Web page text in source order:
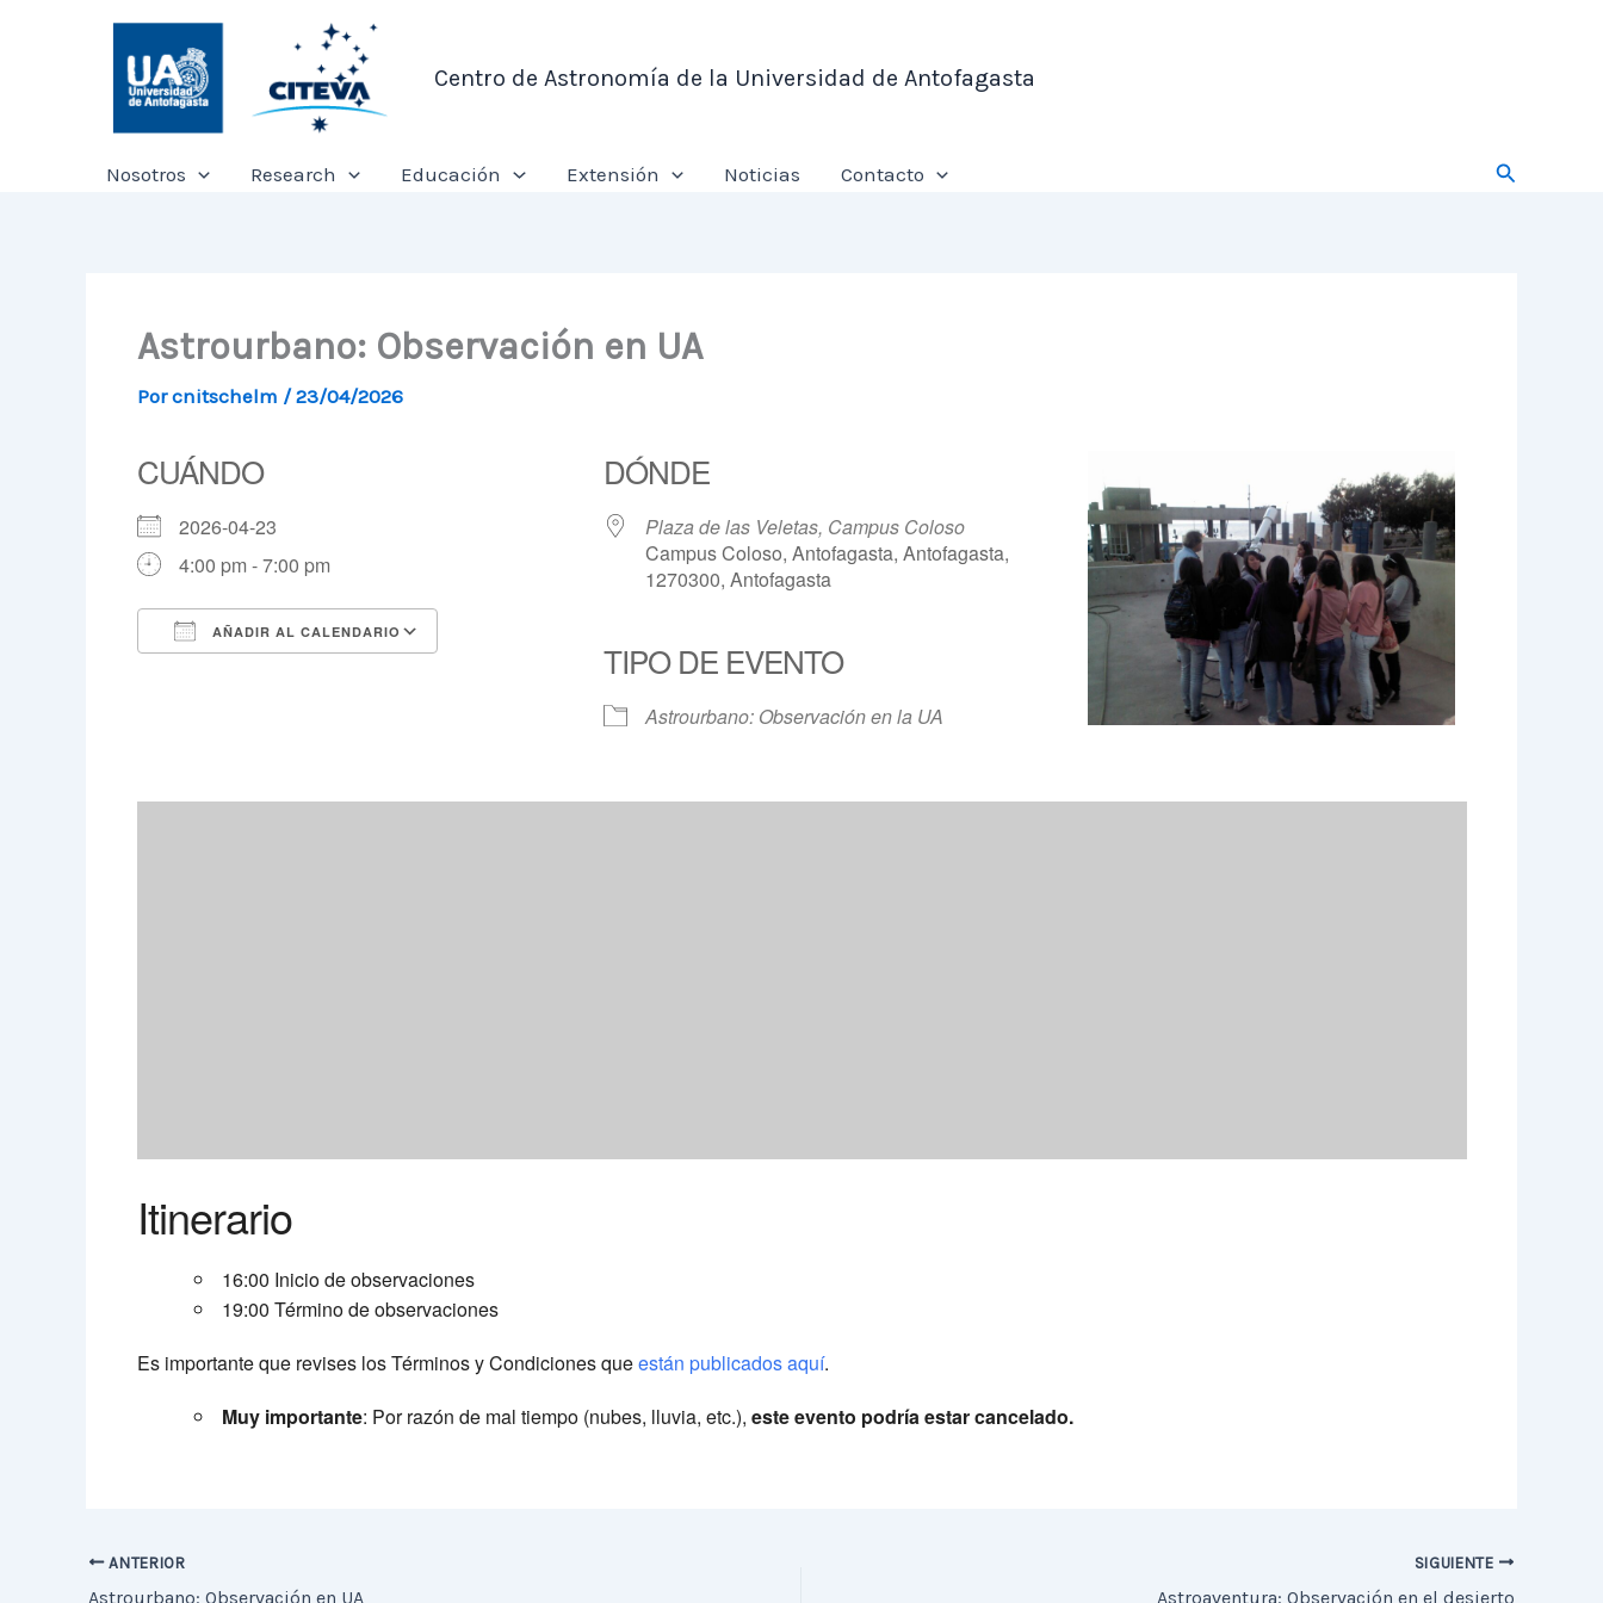
Centro de Astronomía de la Universidad de Antofagasta
Nosotros Research Educación Extensión Noticias Contacto Buscar
Astrourbano: Observación en UA
Porcnitschelm /23/04/2026
CUÁNDO
2026-04-23
4:00 pm - 7:00 pm
AÑADIR AL CALENDARIO
iCalendar Outlook Live
DÓNDE
Plaza de las Veletas, Campus Coloso
Campus Coloso, Antofagasta, Antofagasta,
1270300, Antofagasta
TIPO DE EVENTO
Astrourbano: Observación en la UA
Itinerario
16:00 Inicio de observaciones
19:00 Término de observaciones
Es importante que revises los Términos y Condiciones queestán publicados aquí.
Muy importante: Por razón de mal tiempo (nubes, lluvia, etc.), este evento podría estar cancelado.
ANTERIOR
Astrourbano: Observación en UA
SIGUIENTE
Astroaventura: Observación en el desierto